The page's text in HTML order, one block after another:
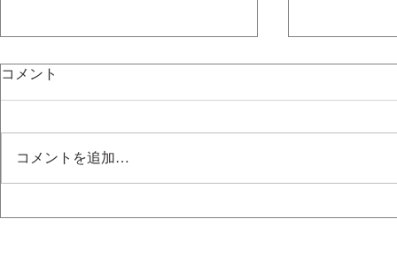
初音ミク 初音ミク
コメント
コメントを追加…